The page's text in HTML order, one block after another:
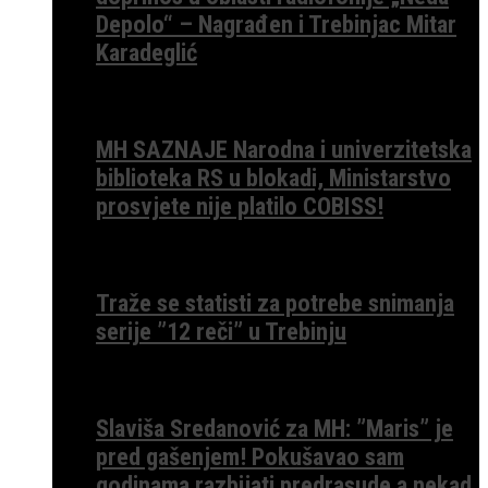
Depolo“ – Nagrađen i Trebinjac Mitar
Karadeglić
MH SAZNAJE Narodna i univerzitetska
biblioteka RS u blokadi, Ministarstvo
prosvjete nije platilo COBISS!
Traže se statisti za potrebe snimanja
serije ”12 reči” u Trebinju
Slaviša Sredanović za MH: ”Maris” je
pred gašenjem! Pokušavao sam